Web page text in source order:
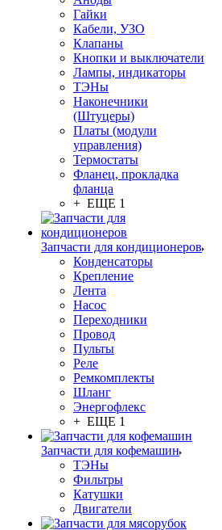
Гайки
Кабели, УЗО
Клапаны
Кнопки и выключатели
Лампы, индикаторы
ТЭНы
Наконечники
(Штуцеры)
Платы (модули
управления)
Термостаты
Фланец, прокладка
фланца
+ ЕЩЕ 1
Запчасти для кондиционеров
Конденсаторы
Крепление
Лента
Насос
Переходники
Провод
Пульты
Реле
Ремкомплекты
Шланг
Энергофлекс
+ ЕЩЕ 1
Запчасти для кофемашин
ТЭНы
Фильтры
Катушки
Двигатели